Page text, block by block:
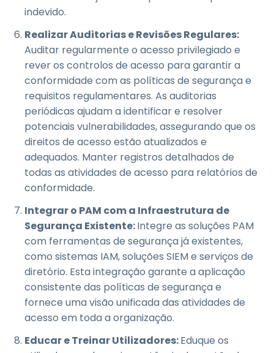
indevido.
Realizar Auditorias e Revisões Regulares:
Auditar regularmente o acesso privilegiado e
rever os controlos de acesso para garantir a
conformidade com as políticas de segurança e
requisitos regulamentares. As auditorias
periódicas ajudam a identificar e resolver
potenciais vulnerabilidades, assegurando que os
direitos de acesso estão atualizados e
adequados. Manter registros detalhados de
todas as atividades de acesso para relatórios de
conformidade.
Integrar o PAM com a Infraestrutura de
Segurança Existente:Integre as soluções PAM
com ferramentas de segurança já existentes,
como sistemas IAM, soluções SIEM e serviços de
diretório. Esta integração garante a aplicação
consistente das políticas de segurança e
fornece uma visão unificada das atividades de
acesso em toda a organização.
Educar e Treinar Utilizadores:Eduque os